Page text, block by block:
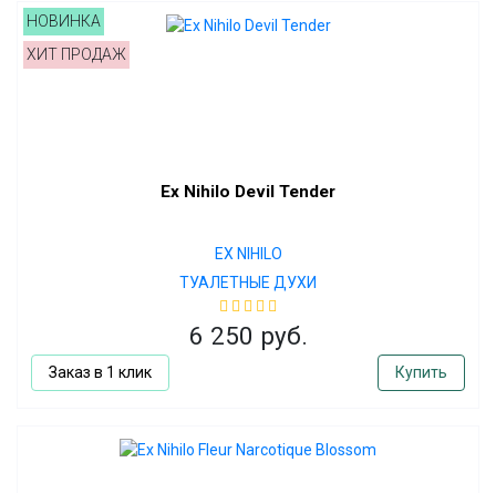
НОВИНКА
ХИТ ПРОДАЖ
Ex Nihilo Devil Tender
EX NIHILO
ТУАЛЕТНЫЕ ДУХИ
6 250 руб.
Заказ в 1 клик Купить